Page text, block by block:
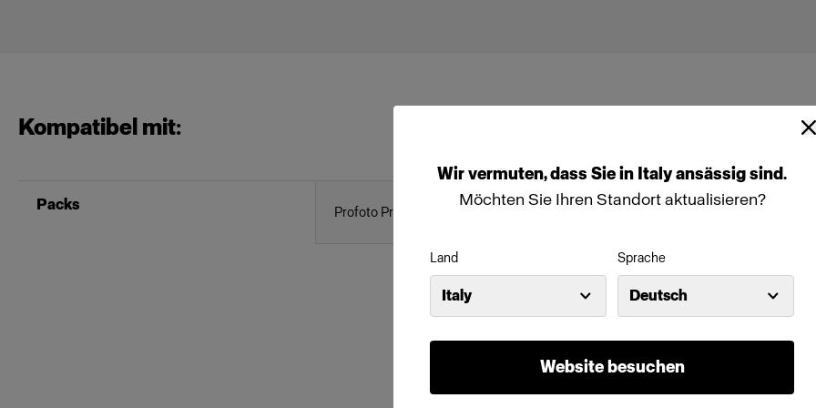
Wirvermuten,dass Siein Italyansässigsind.
Möchten Sie Ihren Standort aktualisieren?
Land
Italy
Sprache
Deutsch
Website besuchen
Kompatibel mit:
Packs Profoto Pro-11